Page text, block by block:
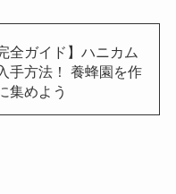
全ガイド】ハニカム
手方法！ 養蜂園を作
集めよう